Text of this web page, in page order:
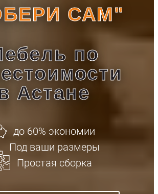
САМ"
по
Астане
до 60% экономии
Под ваши размеры
Простая сборка